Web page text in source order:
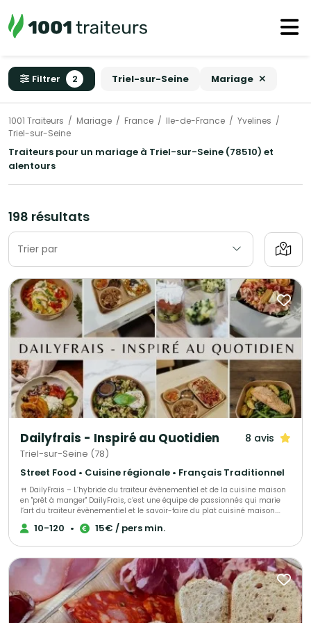
Filtrer 2 Triel-sur-Seine Mariage
1001 Traiteurs Mariage France Ile-de-France
Yvelines
Triel-sur-Seine
Traiteurs pour un mariage à Triel-sur-Seine (78510) et
alentours
198 résultats
Trier par
Dailyfrais - Inspiré au Quotidien 8 avis
Triel-sur-Seine (78)
Street Food • Cuisine régionale • Français Traditionnel
🍴 DailyFrais – L’hybride du traiteur évènementiel et de la cuisine maison
en "prêt à manger" DailyFrais, c’est une équipe de passionnés qui marie
l’art du traiteur évènementiel et le savoir-faire du plat cuisiné maison.
Nous préparons chaque jour des recettes saines, équilibrées et
gourmandes, inspirées des cuisines du monde, avec des produits de
salles de sport… – qui distribuent nos plats cuisinés, pour que le bon soit
toujours à portée de main. Vous pourrez donc vous régaler sur le pouce,
devant votre bureau ou à la sortie d'une séance de sport! 🎉 Pour les
particuliers Anniversaires, baptêmes, repas de famille, apéritifs entre
amis ou grands évènements : nous créons des menus personnalisés,
colorés et savoureux. De l’apéritif au dessert, tout est préparé avec soin,
10-120 • 15€ / pers min.